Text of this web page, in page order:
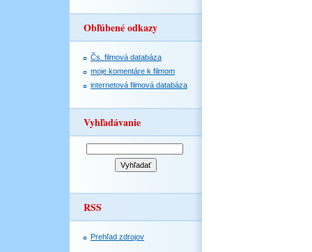
Obľúbené odkazy
Čs. filmová databáza
moje komentáre k filmom
internetová filmová databáza
Vyhľadávanie
RSS
Prehľad zdrojov